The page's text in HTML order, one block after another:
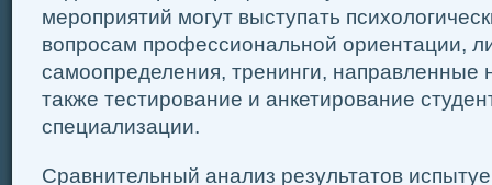
мероприятий могут выступать
вопросам профессиональной ориентации,
самоопределения, тренинги, направленные
также тестирование и анкетирование
специализации.
Сравнительный анализ результатов